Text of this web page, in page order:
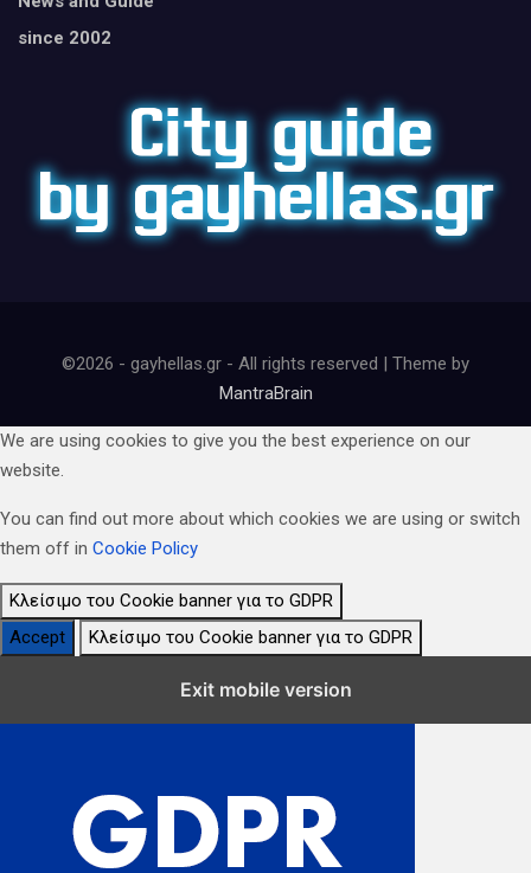
since 2002
©2026 - gayhellas.gr - All rights reserved | Theme by
MantraBrain
We are using cookies to give you the best experience on our
website.
You can find out more about which cookies we are using or switch
them off in Cookie Policy
Κλείσιμο του Cookie banner για το GDPR
Accept
Κλείσιμο του Cookie banner για το GDPR
Exit mobile version